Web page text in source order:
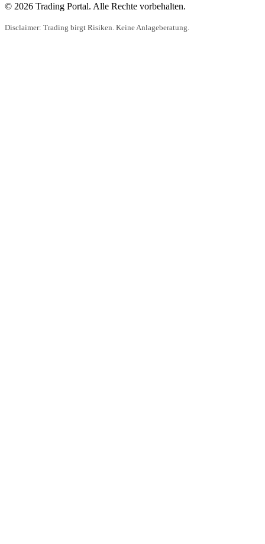
© 2026 Trading Portal. Alle Rechte vorbehalten.
Disclaimer: Trading birgt Risiken. Keine Anlageberatung.